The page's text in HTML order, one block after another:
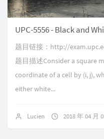
UPC-5556 - Black and
题目链接：http://
题目描述Consider a square
coordinate of a cell by (i, j),
either white...
Lucien 2018 年 04 月